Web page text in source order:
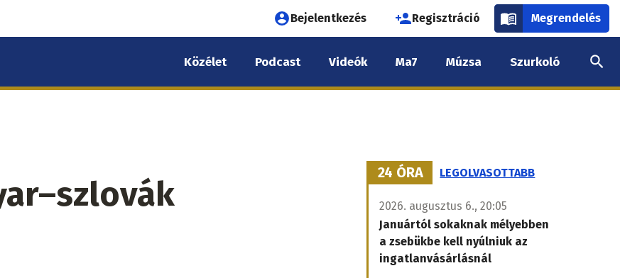
Felhasználói
fiók
menüje
Bejelentkezés Regisztráció Megrendelés
Közélet Podcast Videók Ma7 Múzsa Szurkoló
24 ÓRA LEGOLVASOTTABB
2026. augusztus 6., 20:05
Januártól sokaknak mélyebben
a zsebükbe kell nyúlniuk az
ingatlanvásárlásnál